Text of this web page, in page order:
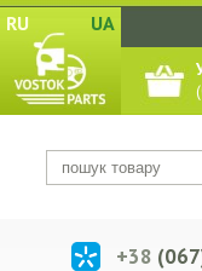
RU UA
(
+38